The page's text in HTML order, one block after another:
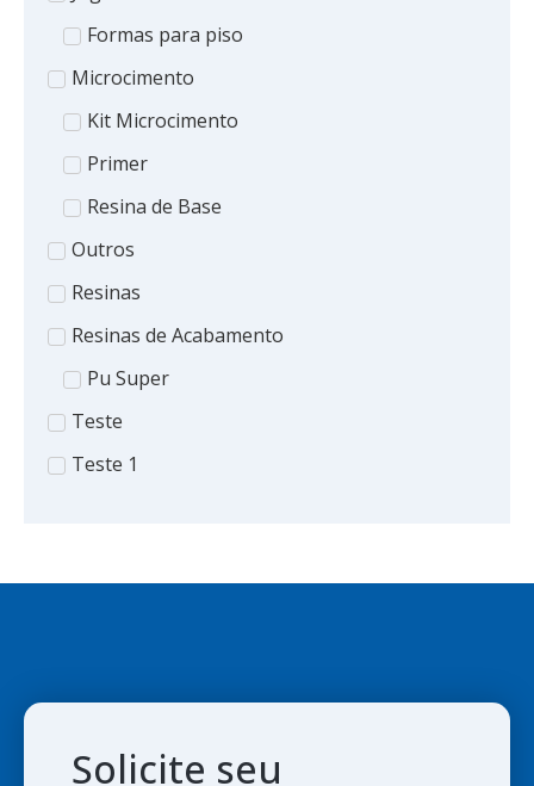
Formas para piso
Microcimento
Kit Microcimento
Primer
Resina de Base
Outros
Resinas
Resinas de Acabamento
Pu Super
Teste
Teste 1
Solicite seu